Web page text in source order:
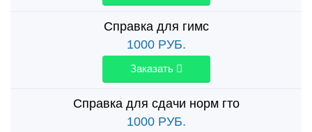
Справка для гимс
1000РУБ.
Заказать
Справка для сдачи норм гто
1000РУБ.